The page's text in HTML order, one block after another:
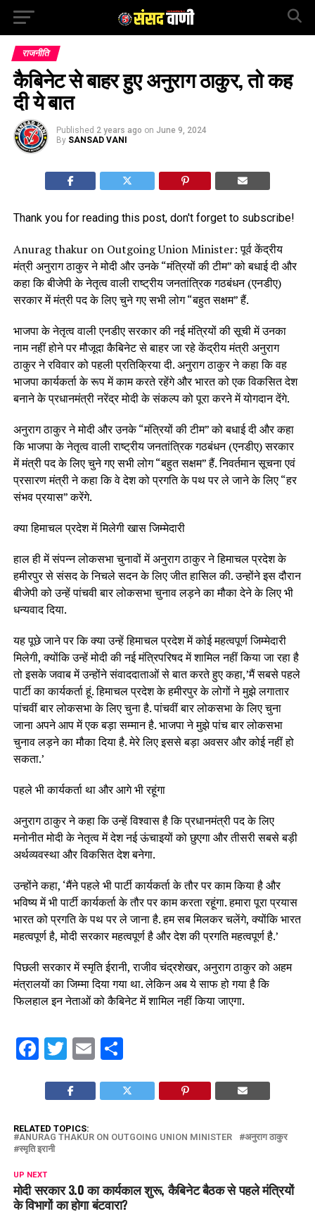
राजनीति
कैबिनेट से बाहर हुए अनुराग ठाकुर, तो कह
दी ये बात
Published 2 years ago on June 9, 2024
By SANSAD VANI
Thank you for reading this post, don't forget to subscribe!
Anurag thakur on Outgoing Union Minister: पूर्व केंद्रीय
मंत्री अनुराग ठाकुर ने मोदी और उनके “मंत्रियों की टीम” को बधाई दी और
कहा कि बीजेपी के नेतृत्व वाली राष्ट्रीय जनतांत्रिक गठबंधन (एनडीए)
सरकार में मंत्री पद के लिए चुने गए सभी लोग “बहुत सक्षम” हैं.
भाजपा के नेतृत्व वाली एनडीए सरकार की नई मंत्रियों की सूची में उनका
नाम नहीं होने पर मौजूदा कैबिनेट से बाहर जा रहे केंद्रीय मंत्री अनुराग
ठाकुर ने रविवार को पहली प्रतिक्रिया दी. अनुराग ठाकुर ने कहा कि वह
भाजपा कार्यकर्ता के रूप में काम करते रहेंगे और भारत को एक विकसित देश
बनाने के प्रधानमंत्री नरेंद्र मोदी के संकल्प को पूरा करने में योगदान देंगे.
अनुराग ठाकुर ने मोदी और उनके “मंत्रियों की टीम” को बधाई दी और कहा
कि भाजपा के नेतृत्व वाली राष्ट्रीय जनतांत्रिक गठबंधन (एनडीए) सरकार
में मंत्री पद के लिए चुने गए सभी लोग “बहुत सक्षम” हैं. निवर्तमान सूचना एवं
प्रसारण मंत्री ने कहा कि वे देश को प्रगति के पथ पर ले जाने के लिए “हर
संभव प्रयास” करेंगे.
क्या हिमाचल प्रदेश में मिलेगी खास जिम्मेदारी
हाल ही में संपन्न लोकसभा चुनावों में अनुराग ठाकुर ने हिमाचल प्रदेश के
हमीरपुर से संसद के निचले सदन के लिए जीत हासिल की. उन्होंने इस दौरान
बीजेपी को उन्हें पांचवी बार लोकसभा चुनाव लड़ने का मौका देने के लिए भी
धन्यवाद दिया.
यह पूछे जाने पर कि क्या उन्हें हिमाचल प्रदेश में कोई महत्वपूर्ण जिम्मेदारी
मिलेगी, क्योंकि उन्हें मोदी की नई मंत्रिपरिषद में शामिल नहीं किया जा रहा है
तो इसके जवाब में उन्होंने संवाददाताओं से बात करते हुए कहा,’मैं सबसे पहले
पार्टी का कार्यकर्ता हूं. हिमाचल प्रदेश के हमीरपुर के लोगों ने मुझे लगातार
पांचवीं बार लोकसभा के लिए चुना है. पांचवीं बार लोकसभा के लिए चुना
जाना अपने आप में एक बड़ा सम्मान है. भाजपा ने मुझे पांच बार लोकसभा
चुनाव लड़ने का मौका दिया है. मेरे लिए इससे बड़ा अवसर और कोई नहीं हो
सकता.’
पहले भी कार्यकर्ता था और आगे भी रहूंगा
अनुराग ठाकुर ने कहा कि उन्हें विश्वास है कि प्रधानमंत्री पद के लिए
मनोनीत मोदी के नेतृत्व में देश नई ऊंचाइयों को छुएगा और तीसरी सबसे बड़ी
अर्थव्यवस्था और विकसित देश बनेगा.
उन्होंने कहा, ‘मैंने पहले भी पार्टी कार्यकर्ता के तौर पर काम किया है और
भविष्य में भी पार्टी कार्यकर्ता के तौर पर काम करता रहूंगा. हमारा पूरा प्रयास
भारत को प्रगति के पथ पर ले जाना है. हम सब मिलकर चलेंगे, क्योंकि भारत
महत्वपूर्ण है, मोदी सरकार महत्वपूर्ण है और देश की प्रगति महत्वपूर्ण है.’
पिछली सरकार में स्मृति ईरानी, राजीव चंद्रशेखर, अनुराग ठाकुर को अहम
मंत्रालयों का जिम्मा दिया गया था. लेकिन अब ये साफ हो गया है कि
फिलहाल इन नेताओं को कैबिनेट में शामिल नहीं किया जाएगा.
Facebook
Twitter
EmailShare
RELATED TOPICS:
ANURAG THAKUR ON OUTGOING UNION MINISTER
अनुराग ठाकुर
स्मृति इरानी
UP NEXT
मोदी सरकार 3.0 का कार्यकाल शुरू, कैबिनेट बैठक से पहले मंत्रियों
के विभागों का होगा बंटवारा?